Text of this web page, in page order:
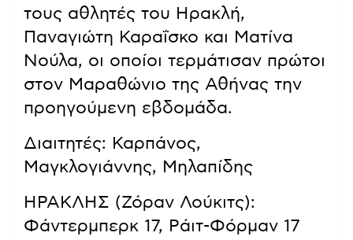
τους αθλητές του Ηρακλή,
Παναγιώτη Καραΐσκο και Ματίνα
Νούλα, οι οποίοι τερμάτισαν πρώτοι
στον Μαραθώνιο της Αθήνας την
προηγούμενη εβδομάδα.
Διαιτητές: Καρπάνος,
Μαγκλογιάννης, Μηλαπίδης
ΗΡΑΚΛΗΣ (Ζόραν Λούκιτς):
Φάντερμπερκ 17, Ράιτ-Φόρμαν 17